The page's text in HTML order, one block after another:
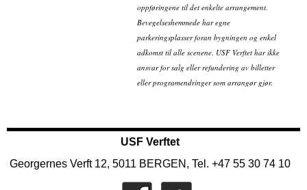
oppføringene til det enkelte arrangement.
Bevegelseshemmede har egne
parkeringsplasser foran bygningen og enkel
adkomst til alle scenene. USF Verftet har ikke
ansvar for salg eller refundering av billetter
eller programendringer som arrangør gjør.
USF Verftet
Georgernes Verft 12, 5011 BERGEN, Tel. +47 55 30 74 10